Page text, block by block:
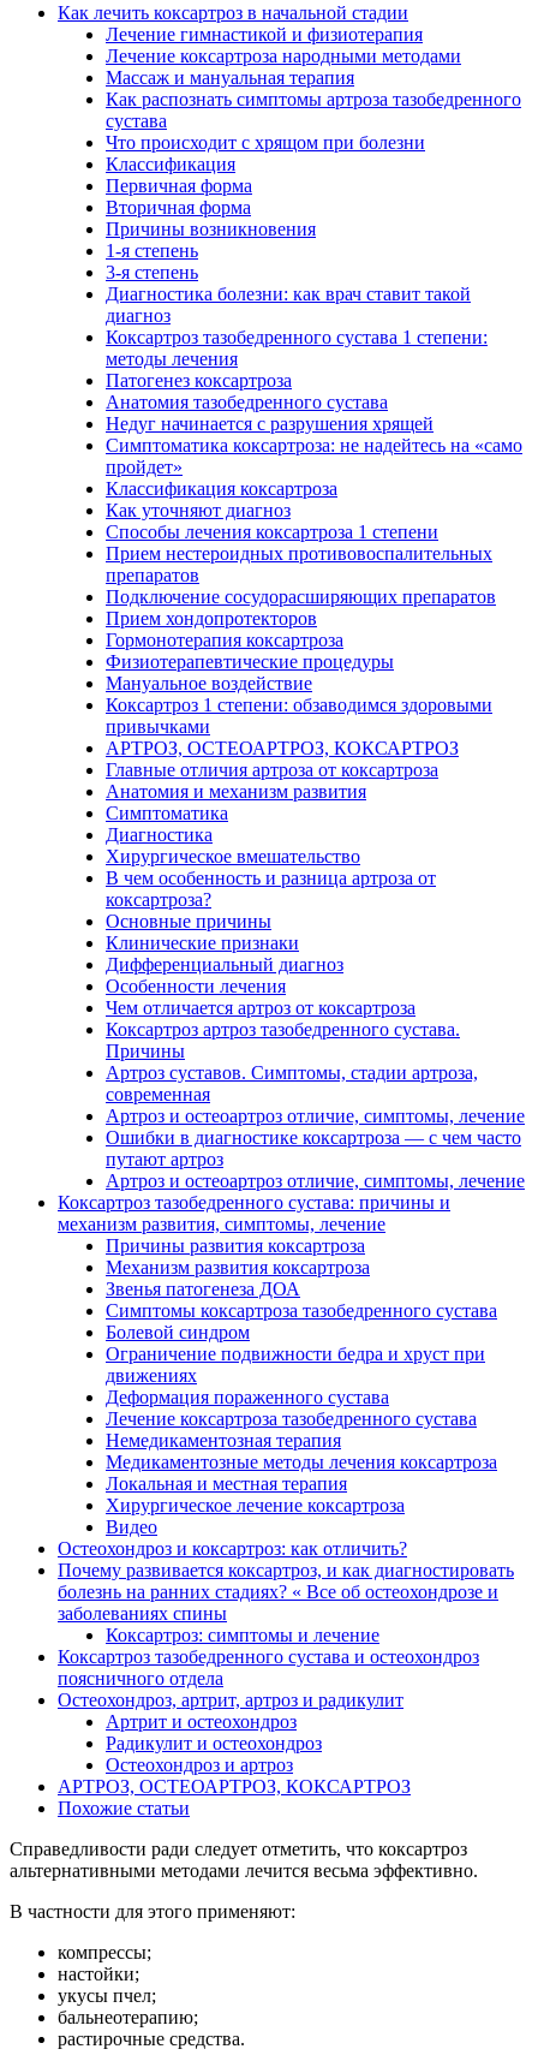
Как лечить коксартроз в начальной стадии
Лечение гимнастикой и физиотерапия
Лечение коксартроза народными методами
Массаж и мануальная терапия
Как распознать симптомы артроза тазобедренного
сустава
Что происходит с хрящом при болезни
Классификация
Первичная форма
Вторичная форма
Причины возникновения
1-я степень
3-я степень
Диагностика болезни: как врач ставит такой
диагноз
Коксартроз тазобедренного сустава 1 степени:
методы лечения
Патогенез коксартроза
Анатомия тазобедренного сустава
Недуг начинается с разрушения хрящей
Симптоматика коксартроза: не надейтесь на «само
пройдет»
Классификация коксартроза
Как уточняют диагноз
Способы лечения коксартроза 1 степени
Прием нестероидных противовоспалительных
препаратов
Подключение сосудорасширяющих препаратов
Прием хондопротекторов
Гормонотерапия коксартроза
Физиотерапевтические процедуры
Мануальное воздействие
Коксартроз 1 степени: обзаводимся здоровыми
привычками
АРТРОЗ, ОСТЕОАРТРОЗ, КОКСАРТРОЗ
Главные отличия артроза от коксартроза
Анатомия и механизм развития
Симптоматика
Диагностика
Хирургическое вмешательство
В чем особенность и разница артроза от
коксартроза?
Основные причины
Клинические признаки
Дифференциальный диагноз
Особенности лечения
Чем отличается артроз от коксартроза
Коксартроз артроз тазобедренного сустава.
Причины
Артроз суставов. Симптомы, стадии артроза,
современная
Артроз и остеоартроз отличие, симптомы, лечение
Ошибки в диагностике коксартроза — с чем часто
путают артроз
Артроз и остеоартроз отличие, симптомы, лечение
Коксартроз тазобедренного сустава: причины и
механизм развития, симптомы, лечение
Причины развития коксартроза
Механизм развития коксартроза
Звенья патогенеза ДОА
Симптомы коксартроза тазобедренного сустава
Болевой синдром
Ограничение подвижности бедра и хруст при
движениях
Деформация пораженного сустава
Лечение коксартроза тазобедренного сустава
Немедикаментозная терапия
Медикаментозные методы лечения коксартроза
Локальная и местная терапия
Хирургическое лечение коксартроза
Видео
Остеохондроз и коксартроз: как отличить?
Почему развивается коксартроз, и как диагностировать
болезнь на ранних стадиях? « Все об остеохондрозе и
заболеваниях спины
Коксартроз: симптомы и лечение
Коксартроз тазобедренного сустава и остеохондроз
поясничного отдела
Остеохондроз, артрит, артроз и радикулит
Артрит и остеохондроз
Радикулит и остеохондроз
Остеохондроз и артроз
АРТРОЗ, ОСТЕОАРТРОЗ, КОКСАРТРОЗ
Похожие статьи
Справедливости ради следует отметить, что коксартроз
альтернативными методами лечится весьма эффективно.
В частности для этого применяют:
компрессы;
настойки;
укусы пчел;
бальнеотерапию;
растирочные средства.